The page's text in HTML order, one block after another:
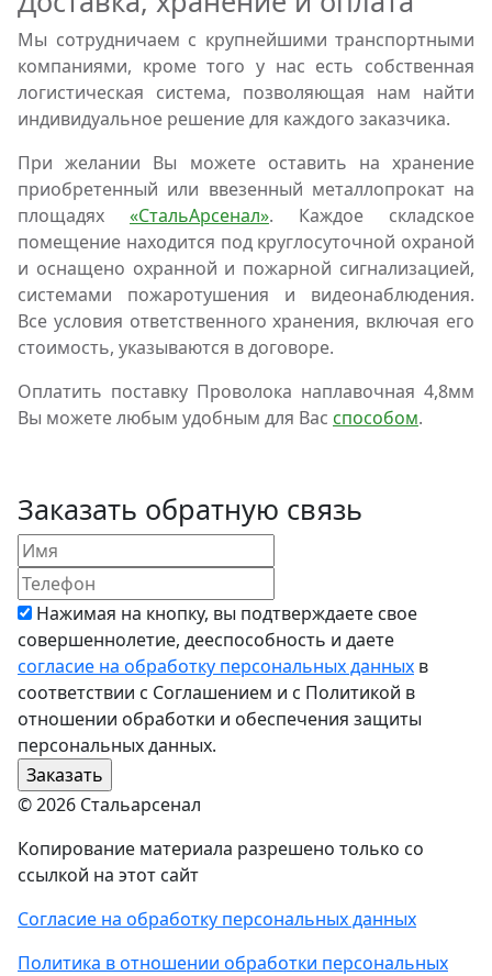
Мы сотрудничаем с крупнейшими транспортными
компаниями, кроме того у нас есть собственная
логистическая система, позволяющая нам найти
индивидуальное решение для каждого заказчика.
При желании Вы можете оставить на хранение
приобретенный или ввезенный металлопрокат на
площадях «СтальАрсенал». Каждое складское
помещение находится под круглосуточной охраной
и оснащено охранной и пожарной сигнализацией,
системами пожаротушения и видеонаблюдения.
Все условия ответственного хранения, включая его
стоимость, указываются в договоре.
Оплатить поставку Проволока наплавочная 4,8мм
Вы можете любым удобным для Вас способом.
Заказать обратную связь
Нажимая на кнопку, вы подтверждаете свое
совершеннолетие, дееспособность и даете
согласие на обработку персональных данных в
соответствии с Соглашением и с Политикой в
отношении обработки и обеспечения защиты
персональных данных.
© 2026 Стальарсенал
Копирование материала разрешено только со
ссылкой на этот сайт
Согласие на обработку персональных данных
Политика в отношении обработки персональных